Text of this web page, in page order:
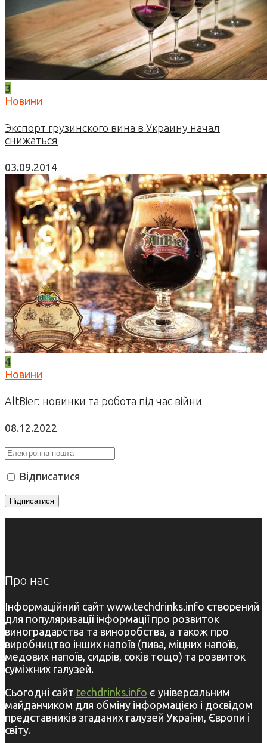
3
Новини
Экспорт грузинского вина в Украину начал
снижаться
03.09.2014
4
Новини
AltBier: новинки та робота під час війни
08.12.2022
Відписатися
Про нас
Інформаційний сайт www.techdrinks.info створений
для популяризації інформації про розвиток
виноградарства та виноробства, а також про
виробництво інших напоїв (пива, міцних напоїв,
медових напоїв, сидрів, соків тощо) та розвиток
суміжних галузей.
Сьогодні сайт techdrinks.info є універсальним
майданчиком для обміну інформацією і досвідом
представників згаданих галузей України, Європи і
світу.